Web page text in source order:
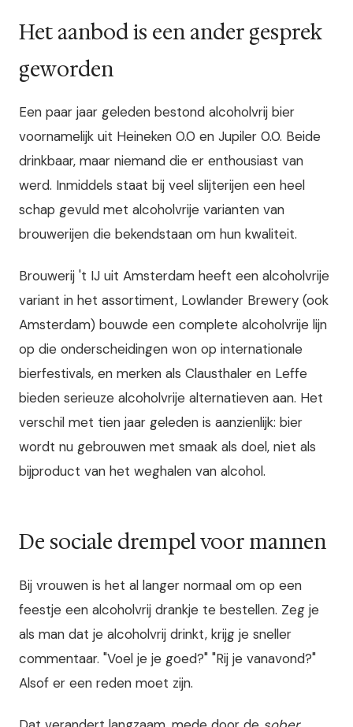
Het aanbod is een ander gesprek
geworden
Een paar jaar geleden bestond alcoholvrij bier
voornamelijk uit Heineken 0.0 en Jupiler 0.0. Beide
drinkbaar, maar niemand die er enthousiast van
werd. Inmiddels staat bij veel slijterijen een heel
schap gevuld met alcoholvrije varianten van
brouwerijen die bekendstaan om hun kwaliteit.
Brouwerij 't IJ uit Amsterdam heeft een alcoholvrije
variant in het assortiment, Lowlander Brewery (ook
Amsterdam) bouwde een complete alcoholvrije lijn
op die onderscheidingen won op internationale
bierfestivals, en merken als Clausthaler en Leffe
bieden serieuze alcoholvrije alternatieven aan. Het
verschil met tien jaar geleden is aanzienlijk: bier
wordt nu gebrouwen met smaak als doel, niet als
bijproduct van het weghalen van alcohol.
De sociale drempel voor mannen
Bij vrouwen is het al langer normaal om op een
feestje een alcoholvrij drankje te bestellen. Zeg je
als man dat je alcoholvrij drinkt, krijg je sneller
commentaar. "Voel je je goed?" "Rij je vanavond?"
Alsof er een reden moet zijn.